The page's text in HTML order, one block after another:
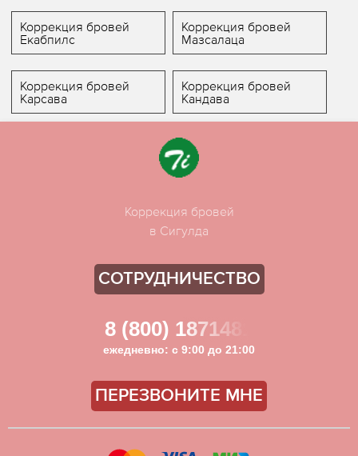
Коррекция бровей
Екабпилс
Коррекция бровей
Мазсалаца
Коррекция бровей
Карсава
Коррекция бровей
Кандава
Коррекция бровей
в Сигулда
СОТРУДНИЧЕСТВО
8 (800) 1871481
ежедневно: с 9:00 до 21:00
ПЕРЕЗВОНИТЕ МНЕ